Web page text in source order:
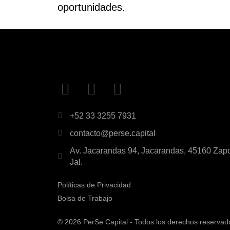
oportunidades.
+52 33 3255 7931
contacto@perse.capital
Av. Jacarandas 94, Jacarandas, 45160
Jal.
Políticas de Privacidad
Bolsa de Trabajo
© 2026 PerSe Capital - Todos los derechos